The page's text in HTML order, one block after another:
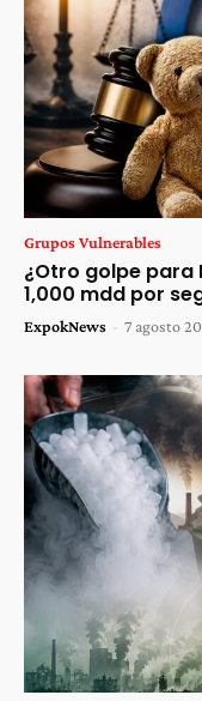
Grupos Vulnerables
¿Otro golpe para
1,000 mdd por
ExpokNews - 7 agosto